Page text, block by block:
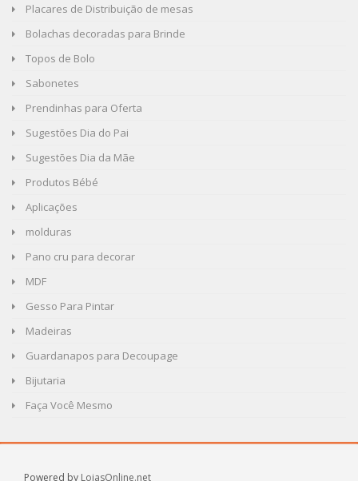
Placares de Distribuição de mesas
Bolachas decoradas para Brinde
Topos de Bolo
Sabonetes
Prendinhas para Oferta
Sugestões Dia do Pai
Sugestões Dia da Mãe
Produtos Bébé
Aplicações
molduras
Pano cru para decorar
MDF
Gesso Para Pintar
Madeiras
Guardanapos para Decoupage
Bijutaria
Faça Você Mesmo
Powered by LojasOnline.net